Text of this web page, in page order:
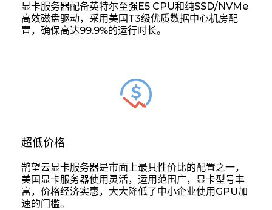
显卡服务器配备英特尔至强E5 CPU和纯SSD/NVMe
高效磁盘驱动，采用美国T3级优质数据中心机房配
置，确保高达99.9%的运行时长。
超低价格
鹄望云显卡服务器是市面上最具性价比的配置之一，
美国显卡服务器使用灵活，运用范围广，显卡型号丰
富，价格经济实惠，大大降低了中小企业使用GPU加
速的门槛。